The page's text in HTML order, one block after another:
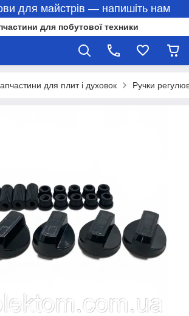
для майстрів — напишіть нам
для побутової техники
для плит і духовок Ручки